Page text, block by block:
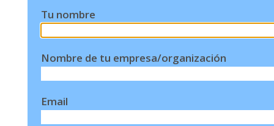
Tu nombre
Nombre de tu empresa/organización
Email